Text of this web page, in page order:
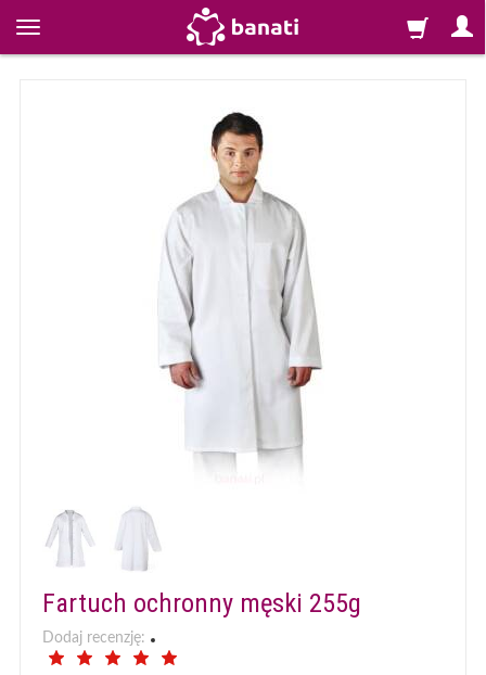
Fartuch ochronny męski 255g
Dodaj recenzję: